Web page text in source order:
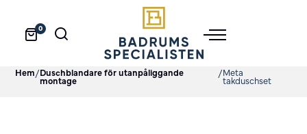
0
Hem/Duschblandare för utanpåliggande
montage
/Meta
takduschset